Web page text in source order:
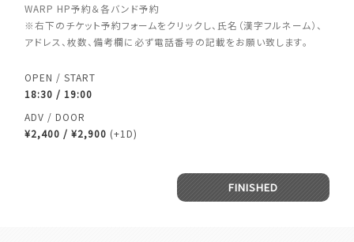
WARP HP予約＆各バンド予約
※右下のチケット予約フォームをクリックし、氏名（漢字フルネーム）、
アドレス、枚数、備考欄に必ず電話番号の記載をお願い致します。
OPEN / START
18:30 / 19:00
ADV / DOOR
¥2,400 / ¥2,900 (+1D)
FINISHED